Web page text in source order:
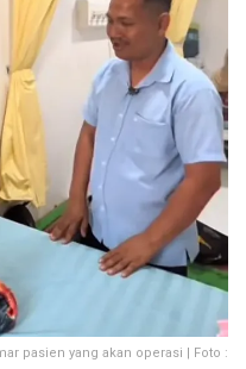
pasien yang akan operasi | Foto :